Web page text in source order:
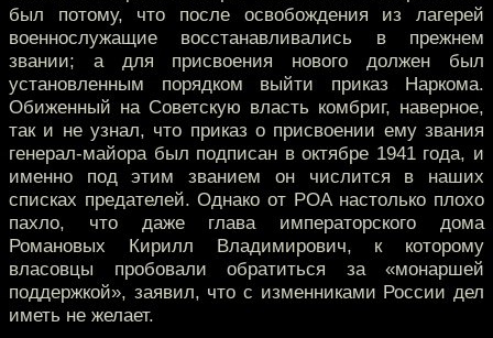
был потому, что после освобождения из лагерей
военнослужащие восстанавливались в прежнем
звании; а для присвоения нового должен был
установленным порядком выйти приказ Наркома.
Обиженный на Советскую власть комбриг, наверное,
так и не узнал, что приказ о присвоении ему звания
генерал-майора был подписан в октябре 1941 года, и
именно под этим званием он числится в наших
списках предателей. Однако от РОА настолько плохо
пахло, что даже глава императорского дома
Романовых Кирилл Владимирович, к которому
власовцы пробовали обратиться за «монаршей
поддержкой», заявил, что с изменниками России дел
иметь не желает.